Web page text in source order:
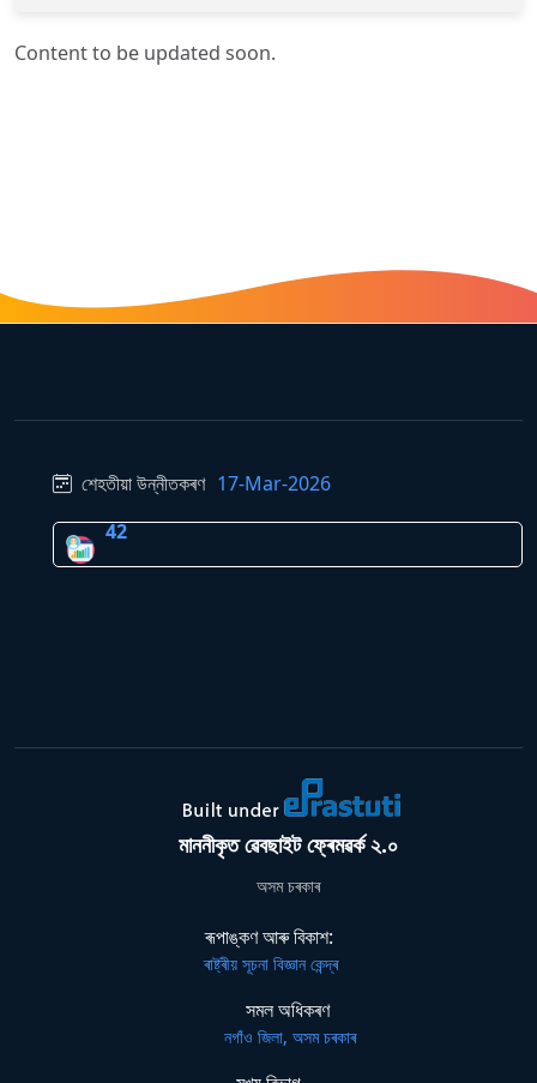
Content to be updated soon.
শেহতীয়া উন্নীতকৰণ 17-Mar-2026
42
মাননীকৃত ৱেবছাইট ফ্ৰেমৱৰ্ক ২.০
অসম চৰকাৰ
ৰূপাঙ্কণ আৰু বিকাশ:
ৰাষ্ট্ৰীয় সূচনা বিজ্ঞান কেন্দ্ৰ
সমল অধিকৰণ
নগাঁও জিলা, অসম চৰকাৰ